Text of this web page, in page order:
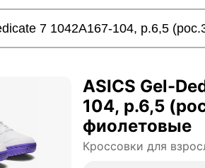
ASICS Gel-
104, р.6,5
фиолетовые
Кроссовки для